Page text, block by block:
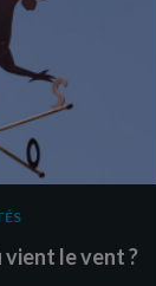
le vent ?